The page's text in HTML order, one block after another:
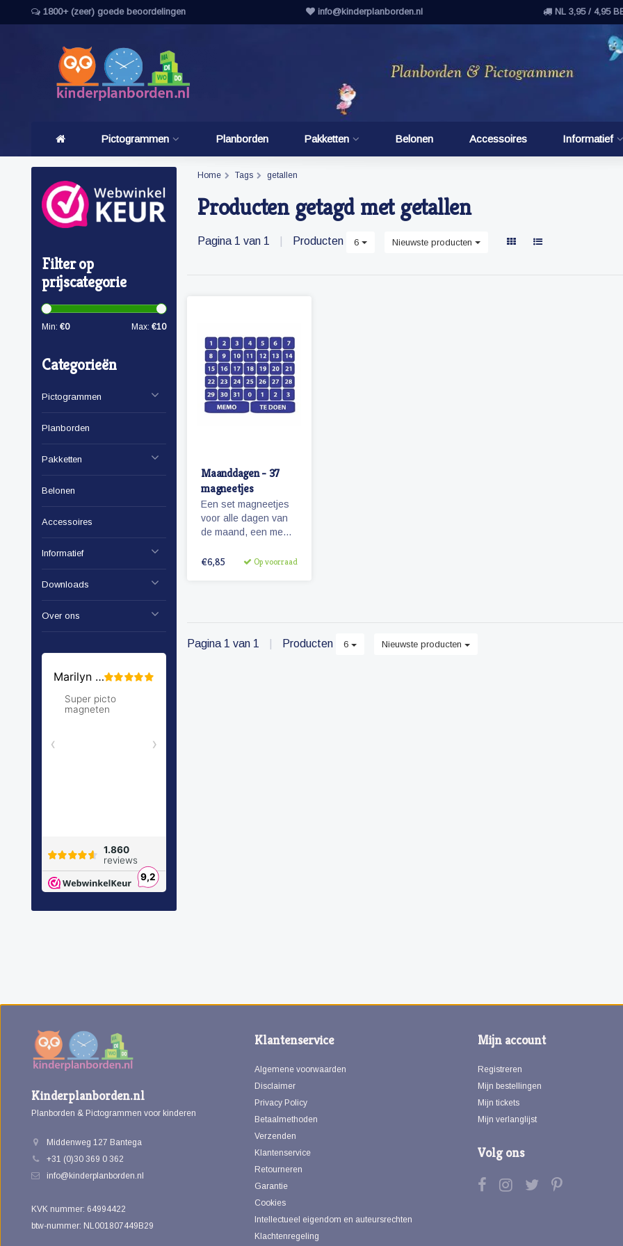
1800+ (zeer) goede beoordelingen info@kinderplanborden.nl NL 3,95 / 4,95
Pictogrammen Planborden Pakketten Belonen Accessoires Informatief
Filter op
prijscategorie
Min: €0 Max: €10
Categorieën
Pictogrammen
Planborden
Pakketten
Belonen
Accessoires
Informatief
Downloads
Over ons
Home Tags getallen
Producten getagd met getallen
Pagina 1 van 1 Producten 6 Nieuwste producten
Maanddagen - 37
magneetjes
Een set magneetjes
voor alle dagen van
de maand, een memo
plus 4 extra getallen.
€6,85 Op voorraad
Pagina 1 van 1 Producten 6 Nieuwste producten
Kinderplanborden.nl
Planborden & Pictogrammen voor kinderen
Middenweg 127 Bantega
+31 (0)30 369 0 362
info@kinderplanborden.nl
KVK nummer: 64994422
btw-nummer: NL001807449B29
Klantenservice
Algemene voorwaarden
Disclaimer
Privacy Policy
Betaalmethoden
Verzenden
Klantenservice
Retourneren
Garantie
Cookies
Intellectueel eigendom en auteursrechten
Klachtenregeling
Mijn account
Registreren
Mijn bestellingen
Mijn tickets
Mijn verlanglijst
Volg ons